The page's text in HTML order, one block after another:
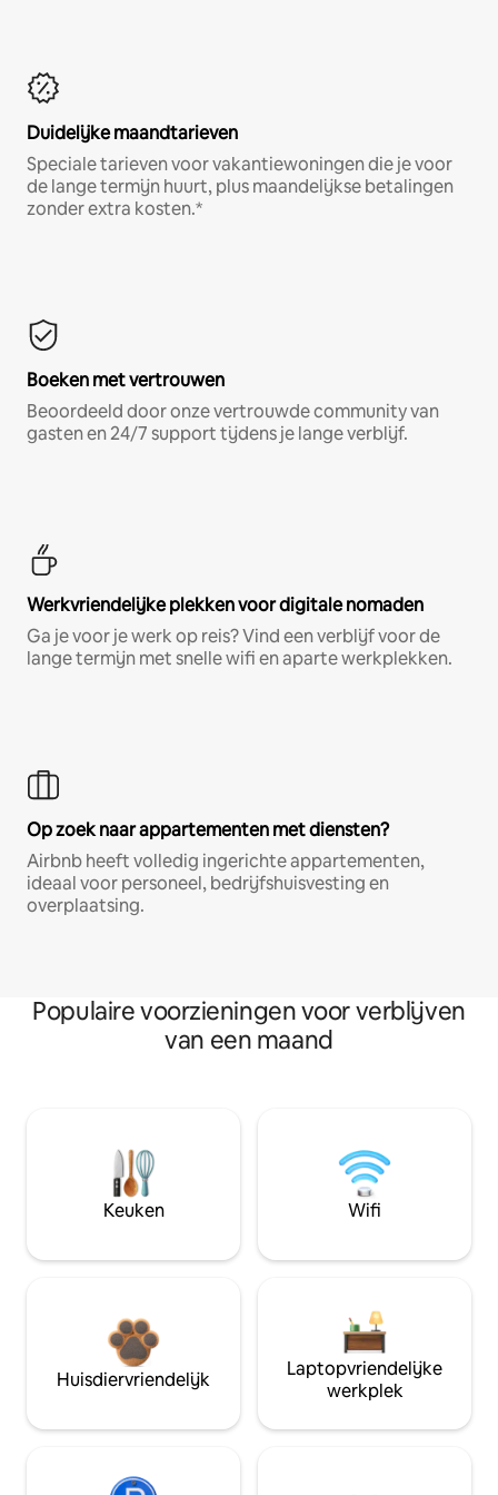
Duidelijke maandtarieven
Speciale tarieven voor vakantiewoningen die je voor
de lange termijn huurt, plus maandelijkse betalingen
zonder extra kosten.*
Boeken met vertrouwen
Beoordeeld door onze vertrouwde community van
gasten en 24/7 support tijdens je lange verblijf.
Werkvriendelijke plekken voor digitale nomaden
Ga je voor je werk op reis? Vind een verblijf voor de
lange termijn met snelle wifi en aparte werkplekken.
Op zoek naar appartementen met diensten?
Airbnb heeft volledig ingerichte appartementen,
ideaal voor personeel, bedrijfshuisvesting en
overplaatsing.
Populaire voorzieningen voor verblijven
van een maand
Keuken Wifi
Huisdiervriendelijk
Laptopvriendelijke
werkplek